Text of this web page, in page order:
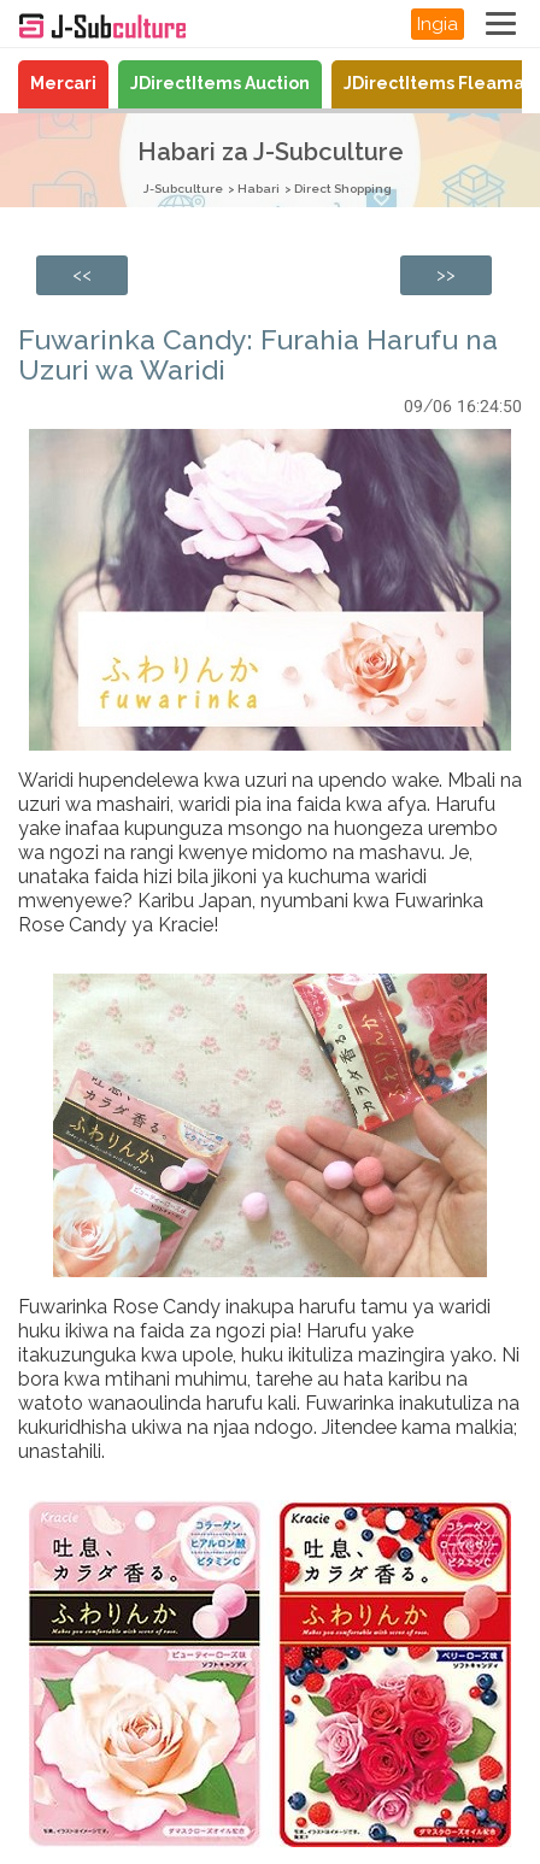
Ingia
Mercari JDirectItems Auction JDirectItems
Habari za J-Subculture
J-Subculture Habari Direct Shopping
<< >>
Fuwarinka Candy: Furahia Harufu na
Uzuri wa Waridi
09/06 16:24:50
Waridi hupendelewa kwa uzuri na upendo wake. Mbali na
uzuri wa mashairi, waridi pia ina faida kwa afya. Harufu
yake inafaa kupunguza msongo na huongeza urembo
wa ngozi na rangi kwenye midomo na mashavu. Je,
unataka faida hizi bila jikoni ya kuchuma waridi
mwenyewe? Karibu Japan, nyumbani kwa Fuwarinka
Rose Candy ya Kracie!
Fuwarinka Rose Candy inakupa harufu tamu ya waridi
huku ikiwa na faida za ngozi pia! Harufu yake
itakuzunguka kwa upole, huku ikituliza mazingira yako. Ni
bora kwa mtihani muhimu, tarehe au hata karibu na
watoto wanaoulinda harufu kali. Fuwarinka inakutuliza na
kukuridhisha ukiwa na njaa ndogo. Jitendee kama malkia;
unastahili.